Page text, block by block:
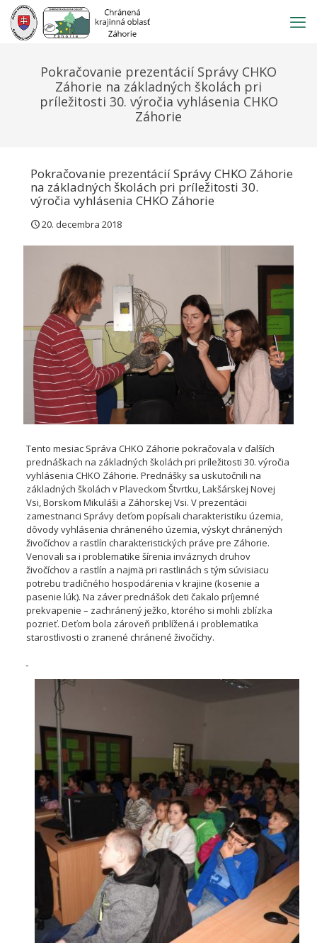
Prejsť
obsah
Pokračovanie prezentácií Správy CHKO
Záhorie na základných školách pri
príležitosti 30. výročia vyhlásenia CHKO
Záhorie
Pokračovanie prezentácií Správy CHKO Záhorie
na základných školách pri príležitosti 30.
výročia vyhlásenia CHKO Záhorie
20. decembra 2018
Tento mesiac Správa CHKO Záhorie pokračovala v ďalších
prednáškach na základných školách pri príležitosti 30. výročia
vyhlásenia CHKO Záhorie. Prednášky sa uskutočnili na
základných školách v Plaveckom Štvrtku, Lakšárskej Novej
Vsi, Borskom Mikuláši a Záhorskej Vsi. V prezentácii
zamestnanci Správy deťom popísali charakteristiku územia,
dôvody vyhlásenia chráneného územia, výskyt chránených
živočíchov a rastlín charakteristických práve pre Záhorie.
Venovali sa i problematike šírenia inváznych druhov
živočíchov a rastlín a najmä pri rastlinách s tým súvisiacu
potrebu tradičného hospodárenia v krajine (kosenie a
pasenie lúk). Na záver prednášok deti čakalo príjemné
prekvapenie – zachránený ježko, ktorého si mohli zblízka
pozrieť. Deťom bola zároveň priblížená i problematika
starostlivosti o zranené chránené živočíchy.